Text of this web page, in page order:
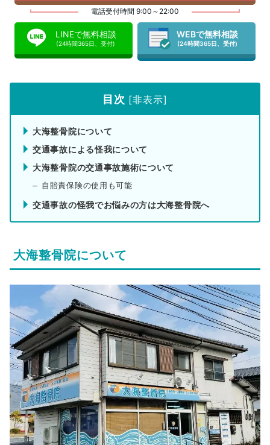
電話受付時間 9:00～22:00
LINEで無料相談
(24時間365日、受付)
WEBで無料相談
(24時間365日、受付)
目次 [非表示]
大海整骨院について
交通事故による怪我について
大海整骨院の交通事故施術について
自賠責保険の使用も可能
交通事故の怪我でお悩みの方は大海整骨院へ
大海整骨院について